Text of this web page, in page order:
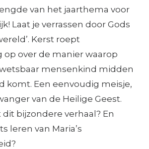
van het jaarthema voor
Laat je verrassen door Gods
Kerst roept
op over de manier waarop
mensenkind midden
komt. Een eenvoudig meisje,
van de Heilige Geest.
bijzondere verhaal? En
leren van Maria’s